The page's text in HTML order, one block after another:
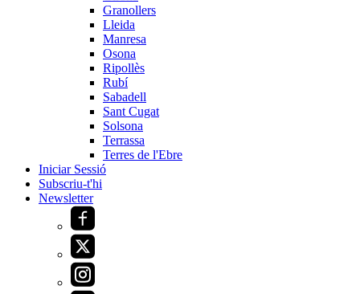
Granollers
Lleida
Manresa
Osona
Ripollès
Rubí
Sabadell
Sant Cugat
Solsona
Terrassa
Terres de l'Ebre
Iniciar Sessió
Subscriu-t'hi
Newsletter